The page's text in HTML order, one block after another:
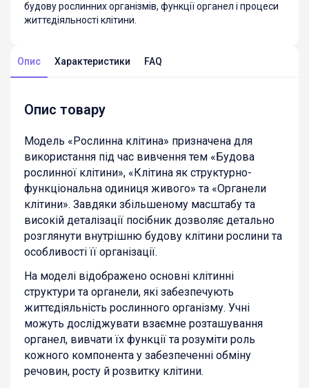
будову рослинних організмів, функції органел і процеси
життєдіяльності клітини.
Опис Характеристики FAQ
Опис товару
Модель «Рослинна клітина» призначена для
використання під час вивчення тем «Будова
рослинної клітини», «Клітина як структурно-
функціональна одиниця живого» та «Органели
клітини». Завдяки збільшеному масштабу та
високій деталізації посібник дозволяє детально
розглянути внутрішню будову клітини рослини та
особливості її організації.
На моделі відображено основні клітинні
структури та органели, які забезпечують
життєдіяльність рослинного організму. Учні
можуть досліджувати взаємне розташування
органел, вивчати їх функції та розуміти роль
кожного компонента у забезпеченні обміну
речовин, росту й розвитку клітини.